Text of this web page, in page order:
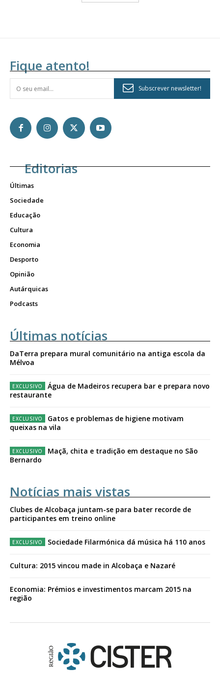
Fique atento!
Subscrever newsletter!
Editorias
Últimas
Sociedade
Educação
Cultura
Economia
Desporto
Opinião
Autárquicas
Podcasts
Últimas notícias
DaTerra prepara mural comunitário na antiga escola da
Mélvoa
Água de Madeiros recupera bar e prepara novo
restaurante
Gatos e problemas de higiene motivam
queixas na vila
Maçã, chita e tradição em destaque no São
Bernardo
Notícias mais vistas
Clubes de Alcobaça juntam-se para bater recorde de
participantes em treino online
Sociedade Filarmónica dá música há 110 anos
Cultura: 2015 vincou made in Alcobaça e Nazaré
Economia: Prémios e investimentos marcam 2015 na
região